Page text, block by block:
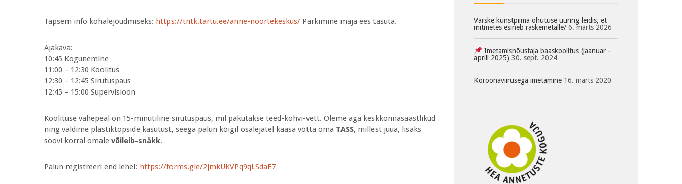
Täpsem info kohalejõudmiseks: https://tntk.tartu.ee/anne-noortekeskus/ Parkimine maja ees tasuta.
Ajakava:
10:45 Kogunemine
11:00 – 12:30 Koolitus
12:30 – 12:45 Sirutuspaus
12:45 – 15:00 Supervisioon
Koolituse vahepeal on 15-minutiline sirutuspaus, mil pakutakse teed-kohvi-vett. Oleme aga keskkonnasäästlikud
ning väldime plastiktopside kasutust, seega palun kõigil osalejatel kaasa võtta oma TASS, millest juua, lisaks
soovi korral omale võileib-snäkk.
Palun registreeri end lehel: https://forms.gle/2jmkUKVPq9qLSdaE7
Värske kunstpiima ohutuse uuring leidis, et
mitmetes esineb raskemetalle/ 6. märts 2026
Imetamisnõustaja baaskoolitus (jaanuar –
aprill 2025) 30. sept. 2024
Koroonaviirusega imetamine 16. märts 2020